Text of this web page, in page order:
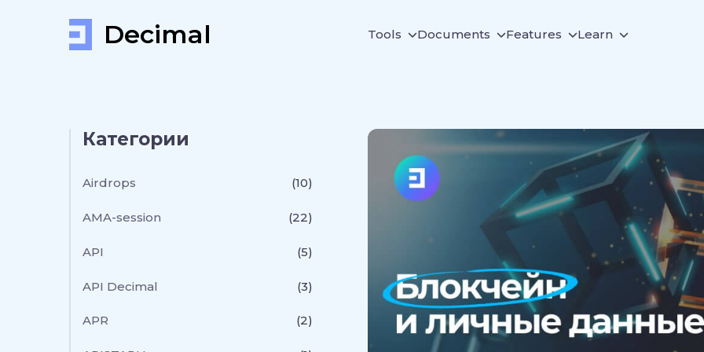
Decimal Tools Documents Features Learn
Категории
Airdrops (10)
AMA-session (22)
API (5)
API Decimal (3)
APR (2)